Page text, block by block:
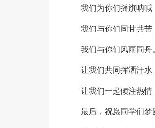
我们为你们摇旗呐喊
我们与你们同甘共苦
我们与你们风雨同舟。
让我们共同挥洒汗水
让我们一起倾注热情
最后，祝愿同学们梦